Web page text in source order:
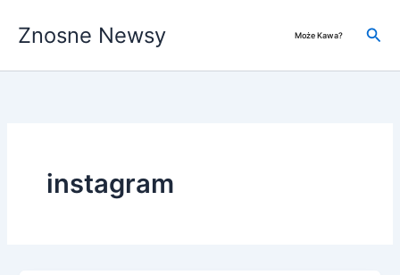
Znosne Newsy Może Kawa?
instagram